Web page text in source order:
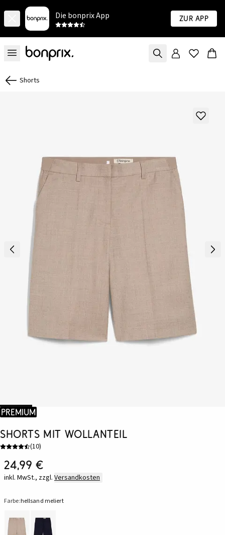
Die bonprix App Zur App
Shorts
Premium
Shorts mit Wollanteil
(10)
24,99 €
inkl. MwSt., zzgl. Versandkosten
Farbe:hellsand meliert